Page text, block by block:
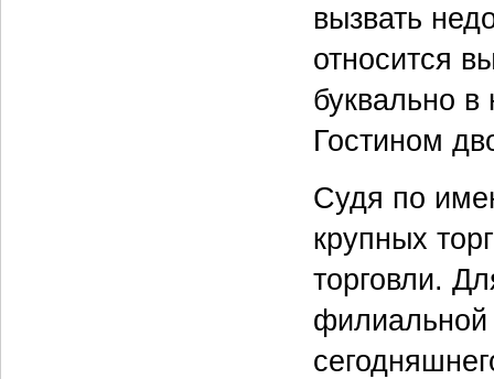
вызвать
относится
буквально
Гостином
Судя по
крупных
торговли.